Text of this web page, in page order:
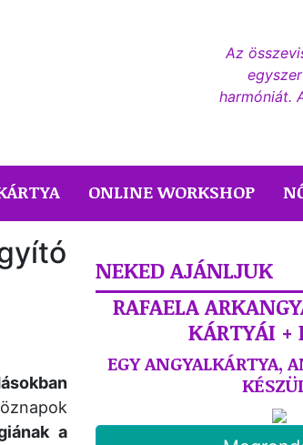
Az
harmóniát.
ONLINE WORKSHOP
a
NEKED AJÁNLJUK
RAFAELA
KÁRTYÁI +
EGY ANGYALKÁRTYA,